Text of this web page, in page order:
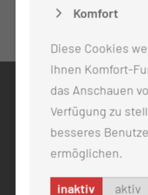
Komfort
Diese Cookies
Ihnen Komfort-
das Anschauen
Verfügung zu
besseres
ermöglichen.
inaktiv aktiv